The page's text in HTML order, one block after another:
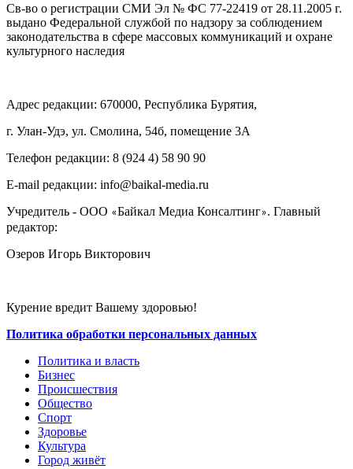
Св-во о регистрации СМИ Эл № ФС 77-22419 от 28.11.2005 г.
выдано Федеральной службой по надзору за соблюдением
законодательства в сфере массовых коммуникаций и охране
культурного наследия
Адрес редакции: 670000, Республика Бурятия,
г. Улан-Удэ, ул. Смолина, 54б, помещение 3А
Телефон редакции: ‎‎8 (924 4) 58 90 90
E-mail редакции: info@baikal-media.ru
Учредитель - ООО «Байкал Медиа Консалтинг». Главный
редактор:
Озеров Игорь Викторович
Курение вредит Вашему здоровью!
Политика обработки персональных данных
Политика и власть
Бизнес
Происшествия
Общество
Cпорт
Здоровье
Культура
Город живёт